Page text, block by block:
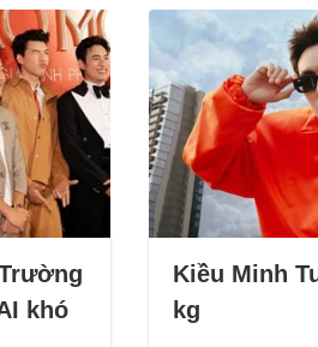
khó
Kiều Minh
kg